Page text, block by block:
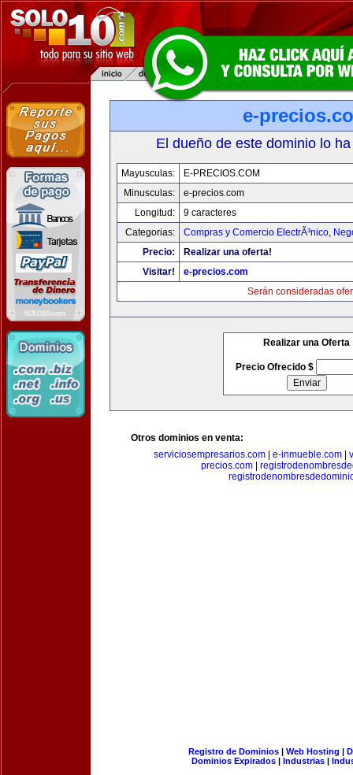
e-
El dueño de este dominio lo
Mayusculas:
E-PRECIOS.COM
Minusculas:
e-precios.com
Longitud:
9 caracteres
Categorias:
Compras y Comercio ElectrÃ³nico,
Precio:
Realizar una oferta!
Visitar!
e-precios.com
Serán consideradas
Realizar una Oferta
Precio Ofrecido $
Otros dominios en venta:
serviciosempresarios.com| e-inmueble.com|
precios.com
Registro de Dominios| Web Hosting |
Dominios Expirados | Industrias |